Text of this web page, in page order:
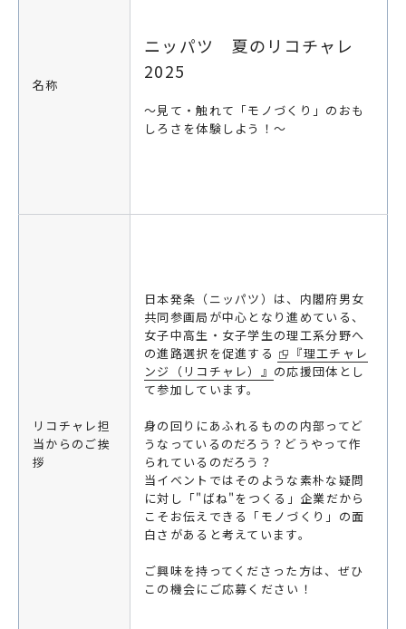
名称
ニッパツ 夏のリコチャレ
2025
～見て・触れて「モノづくり」のおも
しろさを体験しよう！～
リコチャレ担
当からのご挨
拶
日本発条（ニッパツ）は、内閣府男女
共同参画局が中心となり進めている、
女子中高生・女子学生の理工系分野へ
の進路選択を促進する
『理工チャレ
ンジ（リコチャレ）』 の応援団体とし
て参加しています。
身の回りにあふれるものの内部ってど
うなっているのだろう？どうやって作
られているのだろう？
当イベントではそのような素朴な疑問
に対し「"ばね"をつくる」企業だから
こそお伝えできる「モノづくり」の面
白さがあると考えています。
ご興味を持ってくださった方は、ぜひ
この機会にご応募ください！